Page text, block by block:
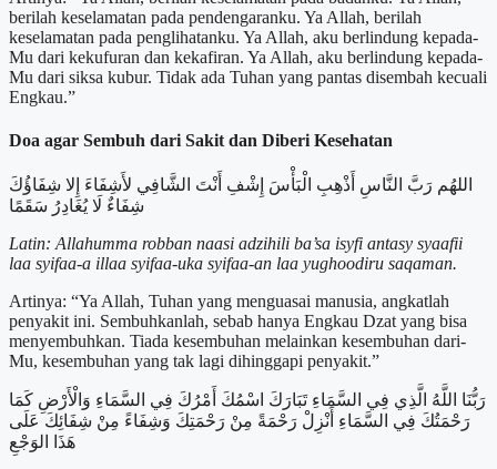
berilah keselamatan pada pendengaranku. Ya Allah, berilah
keselamatan pada penglihatanku. Ya Allah, aku berlindung kepada-
Mu dari kekufuran dan kekafiran. Ya Allah, aku berlindung kepada-
Mu dari siksa kubur. Tidak ada Tuhan yang pantas disembah kecuali
Engkau.”
Doa agar Sembuh dari Sakit dan Diberi Kesehatan
اللهُم رَبَّ النَّاسِ أَذْهِبِ الْبَأْسَ إِشْفِ أَنْتَ الشَّافِي لأَشِفَاءَ إِلا شِفَاؤُكَ
شِفَاءٌ لَا يُغَادِرُ سَقَمًا
Latin: Allahumma robban naasi adzihili ba’sa isyfi antasy syaafii
laa syifaa-a illaa syifaa-uka syifaa-an laa yughoodiru saqaman.
Artinya: “Ya Allah, Tuhan yang menguasai manusia, angkatlah
penyakit ini. Sembuhkanlah, sebab hanya Engkau Dzat yang bisa
menyembuhkan. Tiada kesembuhan melainkan kesembuhan dari-
Mu, kesembuhan yang tak lagi dihinggapi penyakit.”
رَبُّنَا اللَّهُ الَّذِي فِي السَّمَاءِ تَبَارَكَ اسْمُكَ أَمْرُكَ فِي السَّمَاءِ وَالْأَرْضِ كَمَا
رَحْمَتُكَ فِي السَّمَاءِ أَنْزِلْ رَحْمَةً مِنْ رَحْمَتِكَ وَشِفَاءً مِنْ شِفَائِكَ عَلَى
هَذَا الوَجْعِ